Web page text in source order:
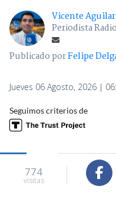
Vicente
Periodista
Publicado porFelipe
Jueves 06 Agosto, 2026 |
Seguimos criterios de
774
visitas